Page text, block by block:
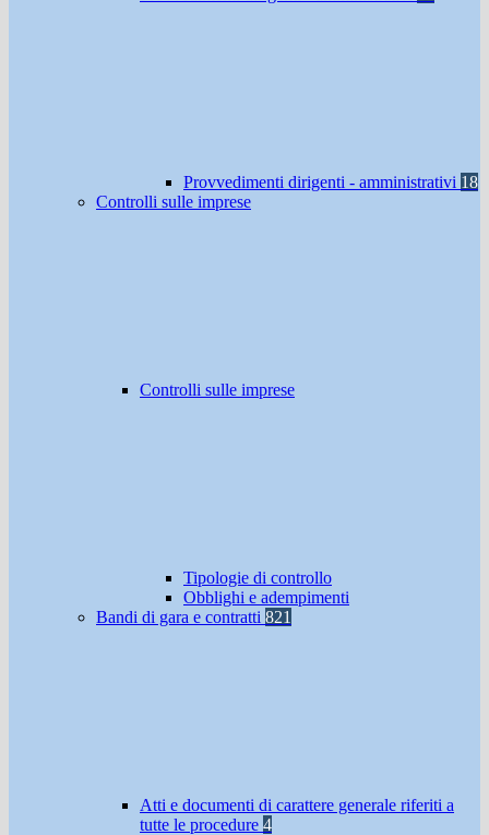
Provvedimenti dirigenti - amministrativi 18
Controlli sulle imprese
Controlli sulle imprese
Tipologie di controllo
Obblighi e adempimenti
Bandi di gara e contratti 821
Atti e documenti di carattere generale riferiti a
tutte le procedure 4